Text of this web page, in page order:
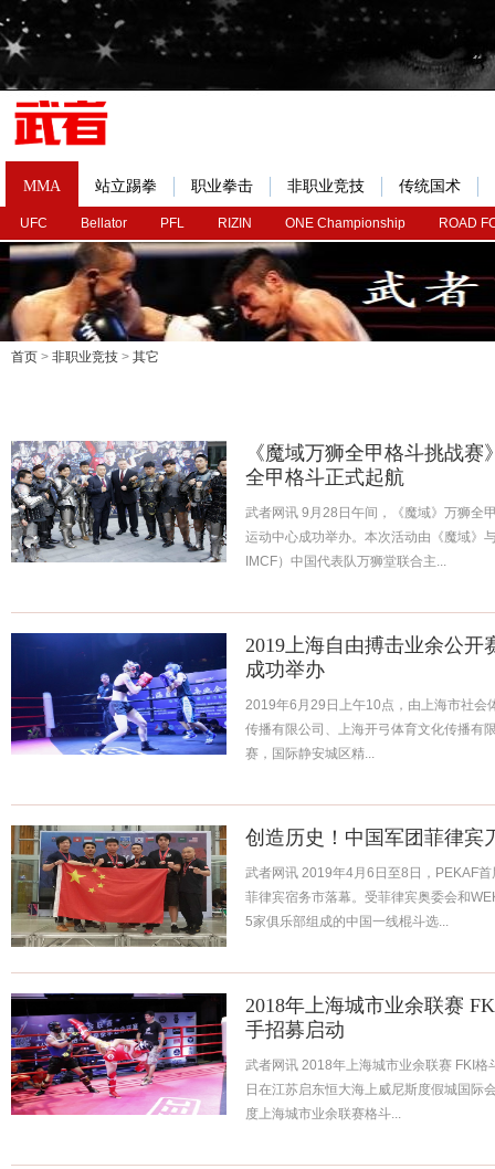
MMA
UFC Bellator PFL RIZIN ONE Championship ROAD
站立踢拳 职业拳击 非职业竞技 传统国术
首页 > 非职业竞技 > 其它
《魔域万狮全甲格斗挑战
全甲格斗正式起航
武者网讯 9月28日午间，《魔域》万狮全
运动中心成功举办。本次活动由《魔域》
IMCF）中国代表队万狮堂联合主...
2019上海自由搏击业余公开
成功举办
2019年6月29日上午10点，由上海市社会
传播有限公司、上海开弓体育文化传播有
赛，国际静安城区精...
创造历史！中国军团菲律宾
武者网讯 2019年4月6日至8日，PEKAF
菲律宾宿务市落幕。受菲律宾奥委会和
5家俱乐部组成的中国一线棍斗选...
2018年上海城市业余联赛
手招募启动
武者网讯 2018年上海城市业余联赛 FKI
日在江苏启东恒大海上威尼斯度假城国际
度上海城市业余联赛格斗...